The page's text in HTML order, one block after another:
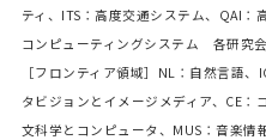
ティ、ITS：高度交通システム、QAI：
コンピューティングシステム 各研究会
［フロンティア領域］NL：自然言語
タビジョンとイメージメディア、CE
文科学とコンピュータ、MUS：音楽情